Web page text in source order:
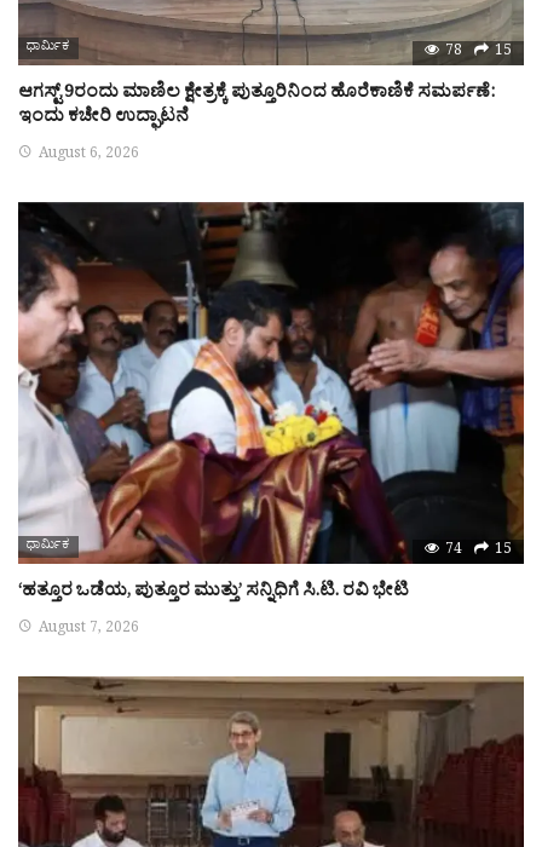
ಧಾರ್ಮಿಕ 78 15
ಆಗಸ್ಟ್ 9ರಂದು ಮಾಣಿಲ ಕ್ಷೇತ್ರಕ್ಕೆ ಪುತ್ತೂರಿನಿಂದ ಹೊರೆಕಾಣಿಕೆ ಸಮರ್ಪಣೆ:
ಇಂದು ಕಚೇರಿ ಉದ್ಘಾಟನೆ
August 6, 2026
ಧಾರ್ಮಿಕ 74 15
‘ಹತ್ತೂರ ಒಡೆಯ, ಪುತ್ತೂರ ಮುತ್ತು’ ಸನ್ನಿಧಿಗೆ ಸಿ.ಟಿ. ರವಿ ಭೇಟಿ
August 7, 2026